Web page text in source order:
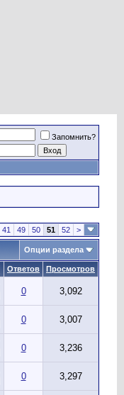
Запомнить?
41 49 50 51 52 >
Опции раздела
Ответов Просмотров
0 3,092
0 3,007
0 3,236
0 3,297